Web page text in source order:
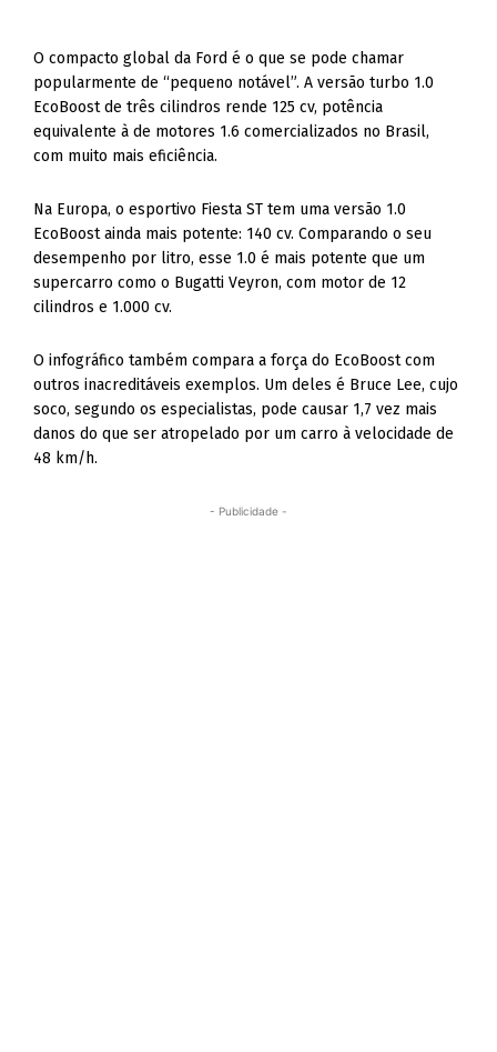
O compacto global da Ford é o que se pode chamar
popularmente de “pequeno notável”. A versão turbo 1.0
EcoBoost de três cilindros rende 125 cv, potência
equivalente à de motores 1.6 comercializados no Brasil,
com muito mais eficiência.
Na Europa, o esportivo Fiesta ST tem uma versão 1.0
EcoBoost ainda mais potente: 140 cv. Comparando o seu
desempenho por litro, esse 1.0 é mais potente que um
supercarro como o Bugatti Veyron, com motor de 12
cilindros e 1.000 cv.
O infográfico também compara a força do EcoBoost com
outros inacreditáveis exemplos. Um deles é Bruce Lee, cujo
soco, segundo os especialistas, pode causar 1,7 vez mais
danos do que ser atropelado por um carro à velocidade de
48 km/h.
- Publicidade -